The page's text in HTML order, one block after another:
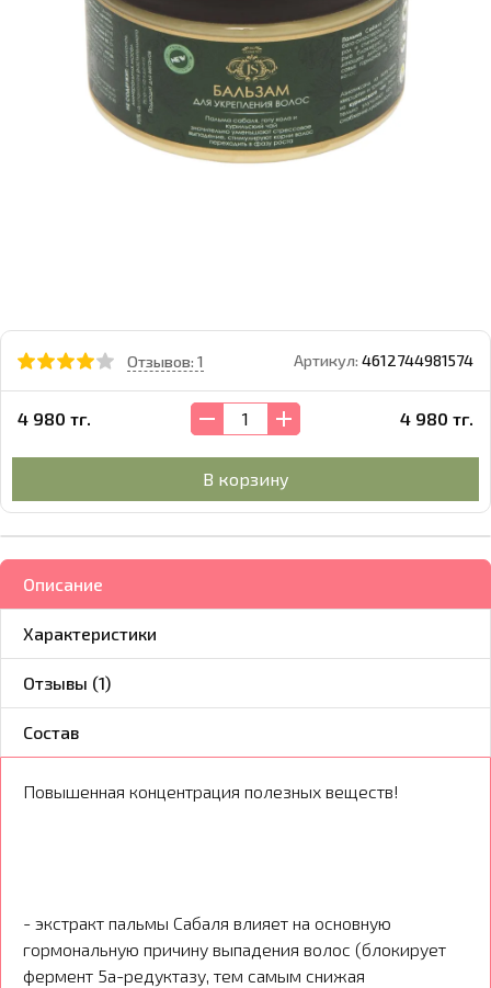
Отзывов: 1 Артикул: 4612744981574
4 980 тг. 4 980 тг.
В корзину
Описание
Характеристики
Отзывы (1)
Состав
Повышенная концентрация полезных веществ!
- экстракт пальмы Сабаля влияет на основную
гормональную причину выпадения волос (блокирует
фермент 5а-редуктазу, тем самым снижая